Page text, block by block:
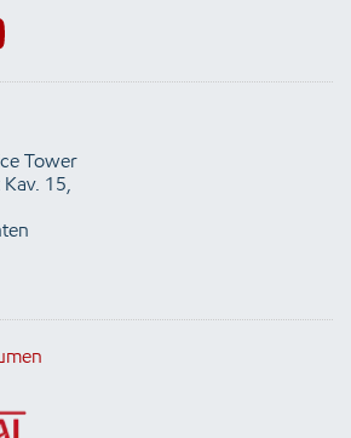
Tower
15,